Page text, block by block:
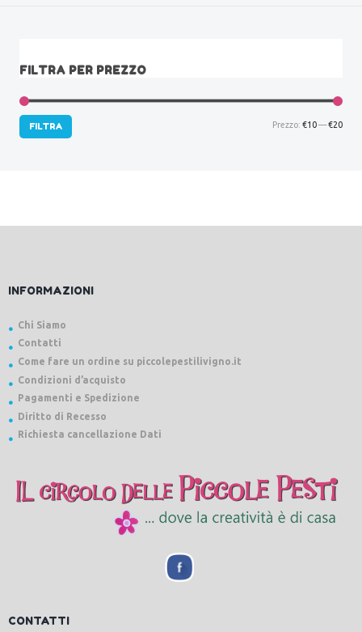
FILTRA PER PREZZO
FILTRA Prezzo: €10—€20
INFORMAZIONI
Chi Siamo
Contatti
Come fare un ordine su piccolepestilivigno.it
Condizioni d’acquisto
Pagamenti e Spedizione
Diritto di Recesso
Richiesta cancellazione Dati
CONTATTI